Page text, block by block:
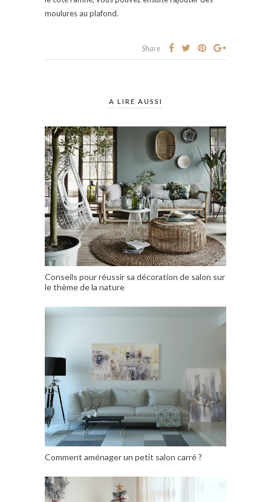
moulures au plafond.
Share
A LIRE AUSSI
Conseils pour réussir sa décoration de salon sur
le thème de la nature
Comment aménager un petit salon carré ?